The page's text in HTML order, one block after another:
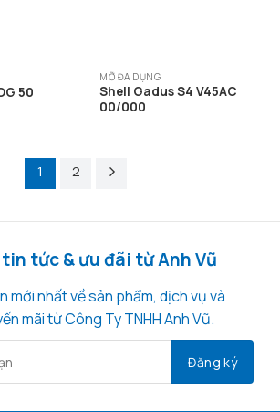
50
MỠ ĐA DỤNG
Shell Gadus S4 V45AC
00/000
1 2
tức & ưu đãi từ Anh Vũ
mới nhất về sản phẩm, dịch vụ và
mãi từ Công Ty TNHH Anh Vũ.